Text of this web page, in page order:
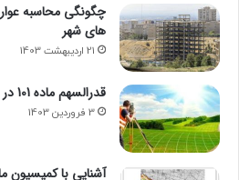
چگونگی محاسبه
های شهر
21 اردیبهشت 1403
قدرالسهم ماده 101 در زمین های زیر 500 متر
3 فروردین 1403
آشنايي با كميسيون